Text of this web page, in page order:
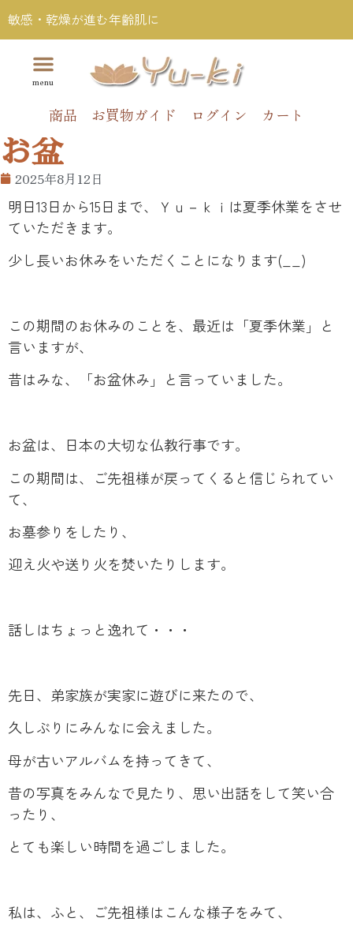
敏感・乾燥が進む年齢肌に
商品 お買物ガイド ログイン カート
お盆
2025年8月12日
明日13日から15日まで、Ｙｕ－ｋｉは夏季休業をさせ
ていただきます。
少し長いお休みをいただくことになります(__)
この期間のお休みのことを、最近は「夏季休業」と
言いますが、
昔はみな、「お盆休み」と言っていました。
お盆は、日本の大切な仏教行事です。
この期間は、ご先祖様が戻ってくると信じられてい
て、
お墓参りをしたり、
迎え火や送り火を焚いたりします。
話しはちょっと逸れて・・・
先日、弟家族が実家に遊びに来たので、
久しぶりにみんなに会えました。
母が古いアルバムを持ってきて、
昔の写真をみんなで見たり、思い出話をして笑い合
ったり、
とても楽しい時間を過ごしました。
私は、ふと、ご先祖様はこんな様子をみて、